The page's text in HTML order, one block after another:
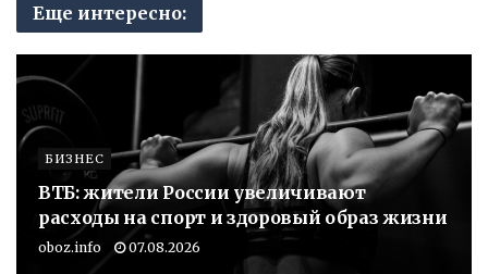
Еще интересно:
БИЗНЕС
ВТБ: жители России увеличивают
расходы на спорт и здоровый образ жизни
oboz.info 07.08.2026